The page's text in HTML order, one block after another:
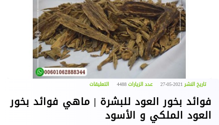
تاريخ النشر2021-05-27 عدد الزيارات التعليقات
فوائد بخور العود للبشرة | ماهي فوائد بخور
العود الملكي و الأسود